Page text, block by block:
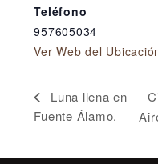
Teléfono
957605034
Ver Web del
Luna llena en
Fuente Álamo.